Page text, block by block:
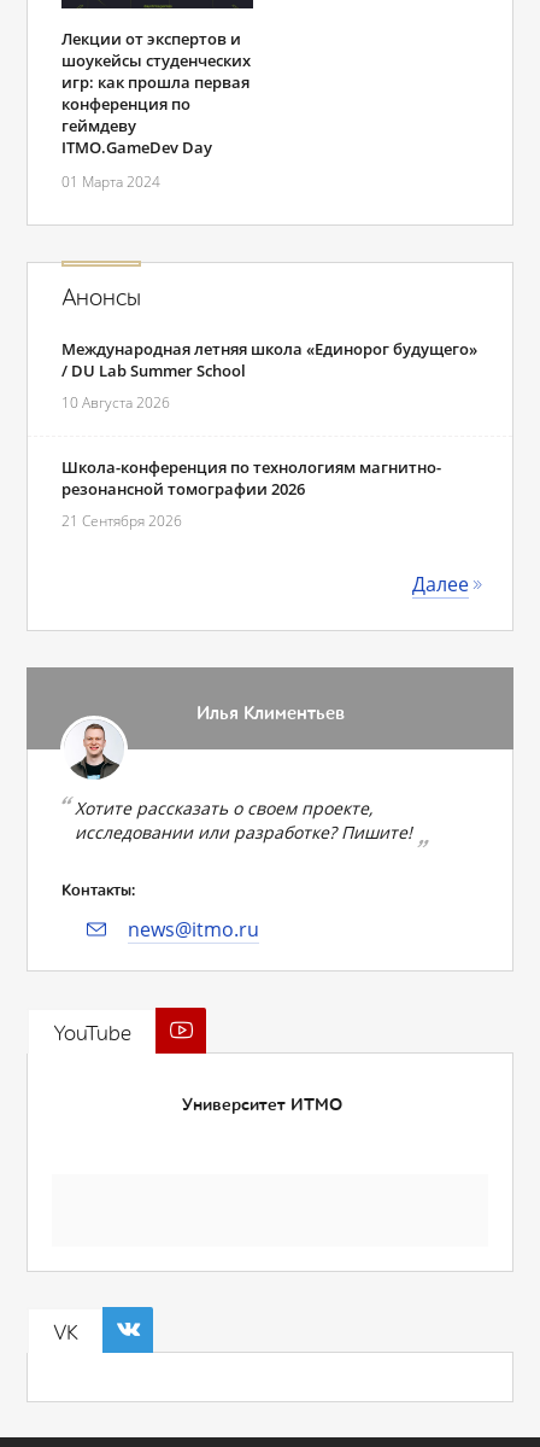
Лекции от экспертов и
шоукейсы студенческих
игр: как прошла первая
конференция по
геймдеву
ITMO.GameDev Day
01 Марта 2024
Анонсы
Международная летняя школа «Единорог будущего»
/ DU Lab Summer School
10 Августа 2026
Школа-конференция по технологиям магнитно-
резонансной томографии 2026
21 Сентября 2026
Далее
Илья Климентьев
Хотите рассказать о своем проекте,
исследовании или разработке? Пишите!
Контакты:
news@itmo.ru
YouTube
Университет ИТМО
VK